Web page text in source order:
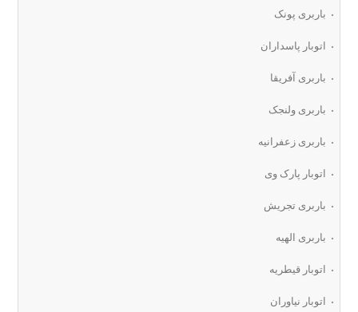
باربری پونک
اتوبار پاسداران
باربری آفریقا
باربری ولنجک
باربری زعفرانیه
اتوبار پارک وی
باربری تجریش
باربری الهیه
اتوبار قیطریه
اتوبار نیاوران